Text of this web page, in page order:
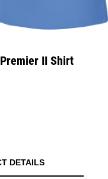
II Shirt
DETAILS